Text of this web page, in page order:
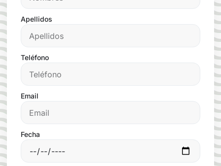
Apellidos
Teléfono
Email
Fecha